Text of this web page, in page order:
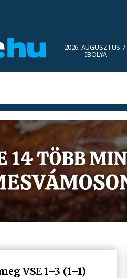
2026. AUGUSZTUS 7.
IBOLYA
VSE 1–3 (1–1)